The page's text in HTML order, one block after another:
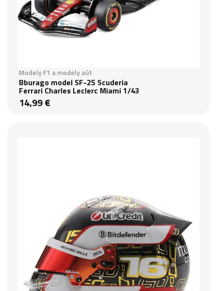
Modely F1 a modely aút
Bburago model SF-25 Scuderia
Ferrari Charles Leclerc Miami 1/43
14,99 €